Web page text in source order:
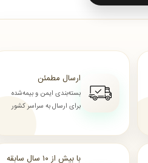
ارسال مطمئن
بسته‌بندی ایمن و بیمه‌شده
برای ارسال به سراسر کشور
با بیش از ۱۰ سال سابقه